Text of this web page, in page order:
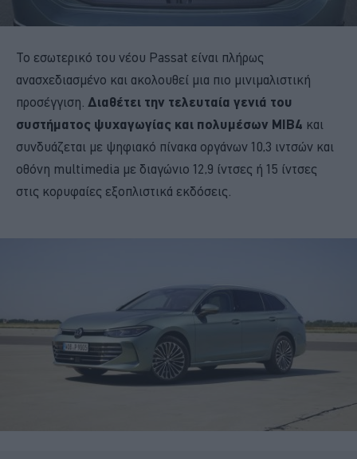
Το εσωτερικό του νέου Passat είναι πλήρως
ανασχεδιασμένο και ακολουθεί μια πιο μινιμαλιστική
προσέγγιση. Διαθέτει την τελευταία γενιά του
συστήματος ψυχαγωγίας και πολυμέσων MIB4 και
συνδυάζεται με ψηφιακό πίνακα οργάνων 10,3 ιντσών και
οθόνη multimedia με διαγώνιο 12,9 ίντσες ή 15 ίντσες
στις κορυφαίες εξοπλιστικά εκδόσεις.